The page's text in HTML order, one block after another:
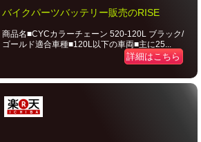
バイクパーツバッテリー販売のRISE
商品名■CYCカラーチェーン 520-120L ブラック/
ゴールド適合車種■120L以下の車両■主に25...
詳細はこちら